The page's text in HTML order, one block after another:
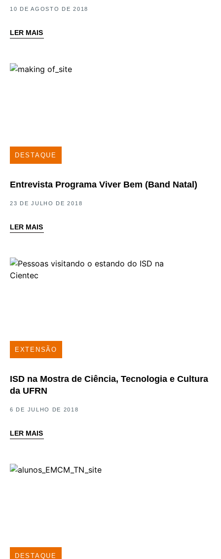
10 DE AGOSTO DE 2018
LER MAIS
DESTAQUE
Entrevista Programa Viver Bem (Band Natal)
23 DE JULHO DE 2018
LER MAIS
EXTENSÃO
ISD na Mostra de Ciência, Tecnologia e Cultura
da UFRN
6 DE JULHO DE 2018
LER MAIS
DESTAQUE